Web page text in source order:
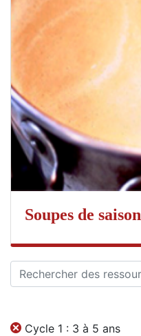
Soupes de saison
Cycle 1 : 3 à 5 ans